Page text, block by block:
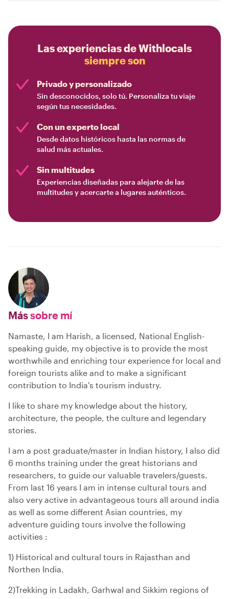
Las experiencias de Withlocals
siempre son
Privado y personalizado
Sin desconocidos, solo tú. Personaliza tu viaje
según tus necesidades.
Con un experto local
Desde datos históricos hasta las normas de
salud más actuales.
Sin multitudes
Experiencias diseñadas para alejarte de las
multitudes y acercarte a lugares auténticos.
Mássobre mí
Namaste, I am Harish, a licensed, National English-
speaking guide, my objective is to provide the most
worthwhile and enriching tour experience for local and
foreign tourists alike and to make a significant
contribution to India's tourism industry.
I like to share my knowledge about the history,
architecture, the people, the culture and legendary
stories.
I am a post graduate/master in Indian history, I also did
6 months training under the great historians and
researchers, to guide our valuable travelers/guests.
From last 16 years I am in intense cultural tours and
also very active in advantageous tours all around india
as well as some different Asian countries, my
adventure guiding tours involve the following
activities :
1) Historical and cultural tours in Rajasthan and
Northen India.
2)Trekking in Ladakh, Garhwal and Sikkim regions of